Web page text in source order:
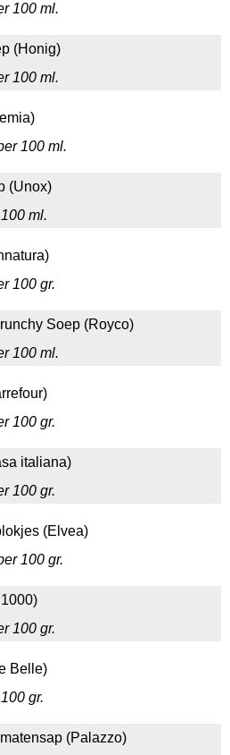
100 ml.
(Honig)
100 ml.
100 ml.
(Unox)
ml.
100 gr.
Soep (Royco)
100 ml.
100 gr.
italiana)
100 gr.
(Elvea)
100 gr.
100 gr.
Belle)
gr.
(Palazzo)